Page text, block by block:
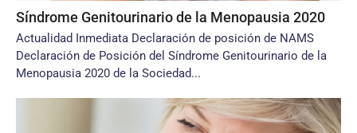
Síndrome Genitourinario de la Menopausia 2020
Actualidad Inmediata Declaración de posición de NAMS
Declaración de Posición del Síndrome Genitourinario de la
Menopausia 2020 de la Sociedad...